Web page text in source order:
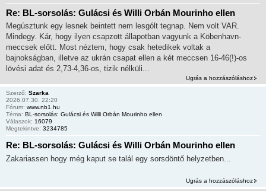
Re: BL-sorsolás: Gulácsi és Willi Orbán Mourinho ellen
Megúsztunk egy lesnek beintett nem lesgólt tegnap. Nem volt VAR.
Mindegy. Kár, hogy ilyen csapzott állapotban vagyunk a Köbenhavn-
meccsek előtt. Most néztem, hogy csak hetedikek voltak a
bajnokságban, illetve az ukrán csapat ellen a két meccsen 16-46(!)-os
lövési adat és 2,73-4,36-os, tizik nélküli...
Ugrás a hozzászóláshoz
Szerző: Szarka
2026.07.30. 22:20
Fórum: www.nb1.hu
Téma: BL-sorsolás: Gulácsi és Willi Orbán Mourinho ellen
Válaszok: 16079
Megtekintve: 3234785
Re: BL-sorsolás: Gulácsi és Willi Orbán Mourinho ellen
Zakariassen hogy még kaput se talál egy sorsdöntő helyzetben...
Ugrás a hozzászóláshoz